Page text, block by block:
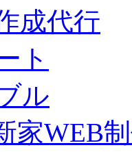
成代行
ト
ル
家WEB